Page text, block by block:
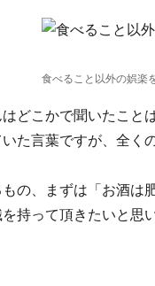
食べること以外の娯楽
どこかで聞いたこと
た言葉ですが、全く
の、まずは「 お酒は
持って頂きたいと思